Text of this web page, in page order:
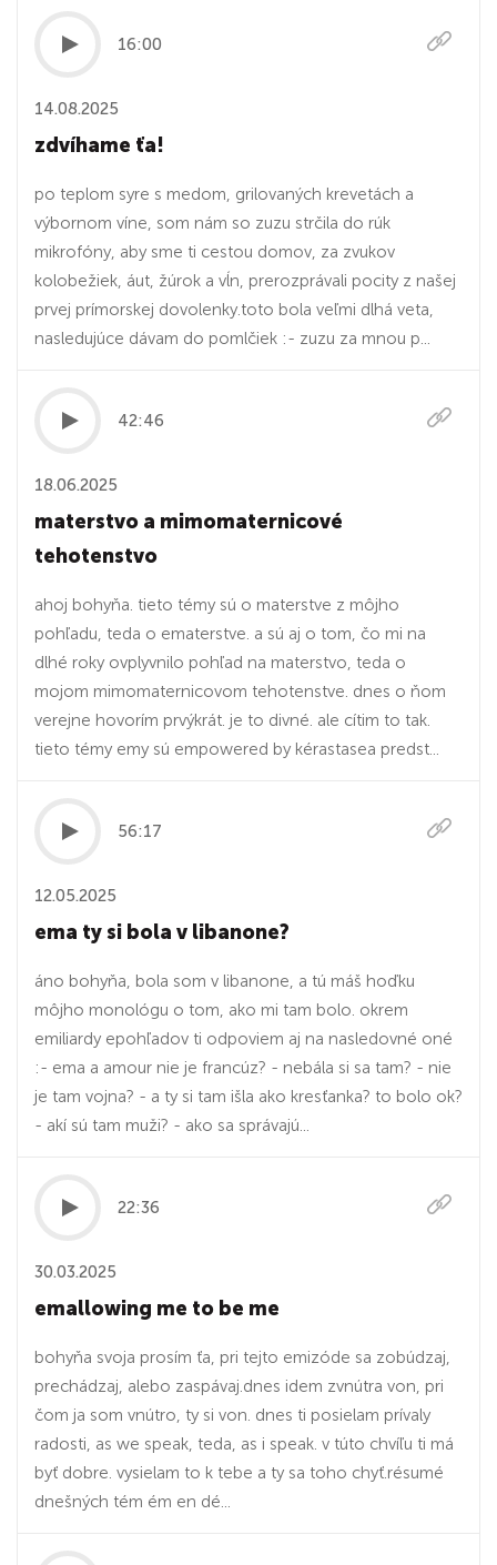
16:00
14.08.2025
zdvíhame ťa!
po teplom syre s medom, grilovaných krevetách a
výbornom víne, som nám so zuzu strčila do rúk
mikrofóny, aby sme ti cestou domov, za zvukov
kolobežiek, áut, žúrok a vĺn, prerozprávali pocity z našej
prvej prímorskej dovolenky.toto bola veľmi dlhá veta,
nasledujúce dávam do pomlčiek :- zuzu za mnou p...
42:46
18.06.2025
materstvo a mimomaternicové
tehotenstvo
ahoj bohyňa. tieto témy sú o materstve z môjho
pohľadu, teda o ematerstve. a sú aj o tom, čo mi na
dlhé roky ovplyvnilo pohľad na materstvo, teda o
mojom mimomaternicovom tehotenstve. dnes o ňom
verejne hovorím prvýkrát. je to divné. ale cítim to tak.
tieto témy emy sú empowered by kérastasea predst...
56:17
12.05.2025
ema ty si bola v libanone?
áno bohyňa, bola som v libanone, a tú máš hoďku
môjho monológu o tom, ako mi tam bolo. okrem
emiliardy epohľadov ti odpoviem aj na nasledovné oné
:- ema a amour nie je francúz? - nebála si sa tam? - nie
je tam vojna? - a ty si tam išla ako kresťanka? to bolo ok?
- akí sú tam muži? - ako sa správajú...
22:36
30.03.2025
emallowing me to be me
bohyňa svoja prosím ťa, pri tejto emizóde sa zobúdzaj,
prechádzaj, alebo zaspávaj.dnes idem zvnútra von, pri
čom ja som vnútro, ty si von. dnes ti posielam prívaly
radosti, as we speak, teda, as i speak. v túto chvíľu ti má
byť dobre. vysielam to k tebe a ty sa toho chyť.résumé
dnešných tém ém en dé...